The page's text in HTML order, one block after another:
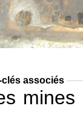
clés associés
mines